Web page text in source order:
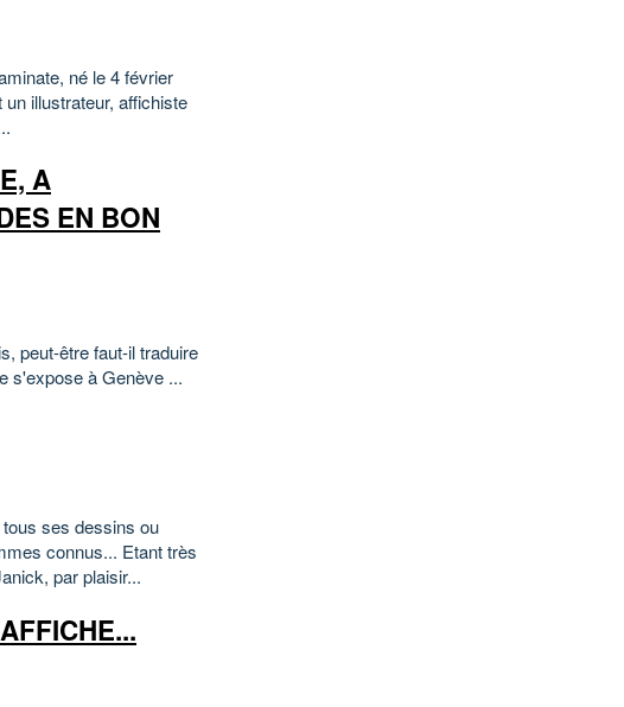
né le 4 février
illustrateur, affichiste
A
EN BON
peut-être faut-il traduire
s'expose à Genève ...
ses dessins ou
connus... Etant très
par plaisir...